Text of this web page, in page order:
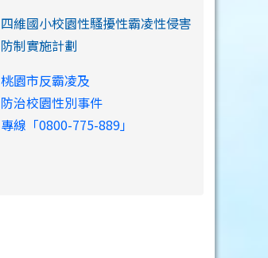
四維國小校園性騷擾性霸凌性侵害
防制實施計劃
桃園市反霸凌及
防治校園性別事件
專線「0800-775-889」